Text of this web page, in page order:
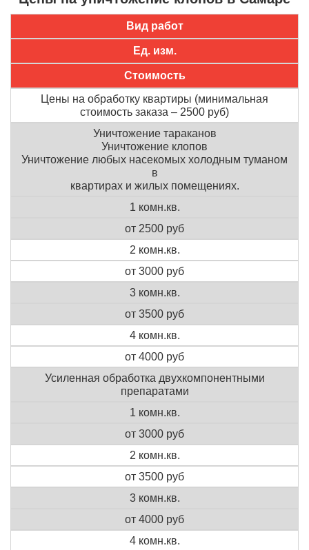
Вид работ
Ед. изм.
Стоимость
Цены на обработку квартиры (минимальная
стоимость заказа – 2500 руб)
Уничтожение тараканов
Уничтожение клопов
Уничтожение любых насекомых холодным туманом
в
квартирах и жилых помещениях.
1 комн.кв.
от 2500 руб
2 комн.кв.
от 3000 руб
3 комн.кв.
от 3500 руб
4 комн.кв.
от 4000 руб
Усиленная обработка двухкомпонентными
препаратами
1 комн.кв.
от 3000 руб
2 комн.кв.
от 3500 руб
3 комн.кв.
от 4000 руб
4 комн.кв.